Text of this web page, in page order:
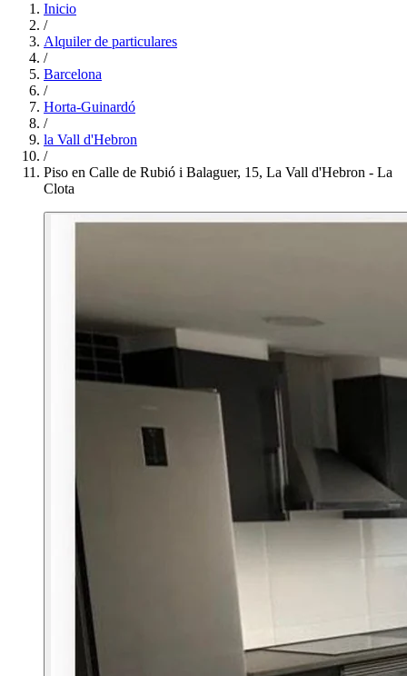
Inicio
/
Alquiler de particulares
/
Barcelona
/
Horta-Guinardó
/
la Vall d'Hebron
/
Piso en Calle de Rubió i Balaguer, 15, La Vall d'Hebron - La
Clota